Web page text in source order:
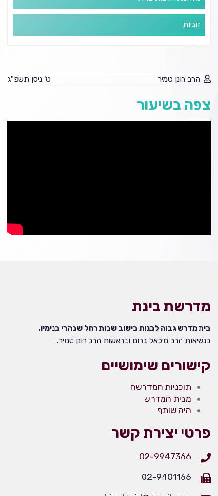
זוגיות
הרב רונן טמיר ט' ניסן תשפ"ג
צפה בשיעור
מדרשת בינת
בית מדרש גבוה לבנות בישוב שבות רחל שבהרי בנימין.
בנשיאות הרב מיכאל ברום ובראשות הרב רונן טמיר.
קישורים שימושיים
תוכניות המדרשה
מבית המדרש
היה שותף
פרטי יצירת קשר
02-9947366
02-9401166